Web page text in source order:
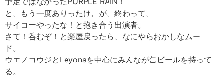
と、もう一度ありったけ。が、終わって、
サイコーやったな！と抱き合う出演者。
さて！呑むぞ！と楽屋戻ったら、なにやらおかしなムー
ド。
ウエノコウジとLeyonaを中心にみんなが缶ビールを持って
る。